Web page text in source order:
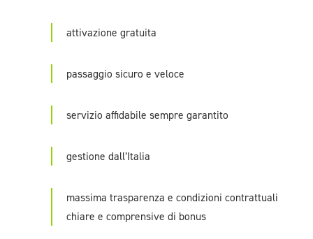
attivazione gratuita
passaggio sicuro e veloce
servizio affidabile sempre garantito
gestione dall’Italia
massima trasparenza e condizioni contrattuali
chiare e comprensive di bonus